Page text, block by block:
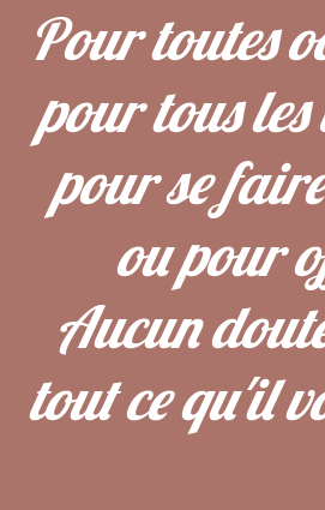
Pour toutes
pour tous les
pour se
ou pour
Aucun
tout ce qu'il